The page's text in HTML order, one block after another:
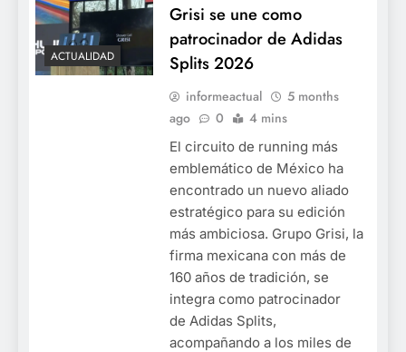
ACTUALIDAD
Grisi se une como
patrocinador de Adidas
Splits 2026
informeactual
5 months
ago
0 4 mins
El circuito de running más
emblemático de México ha
encontrado un nuevo aliado
estratégico para su edición
más ambiciosa. Grupo Grisi, la
firma mexicana con más de
160 años de tradición, se
integra como patrocinador
de Adidas Splits,
acompañando a los miles de